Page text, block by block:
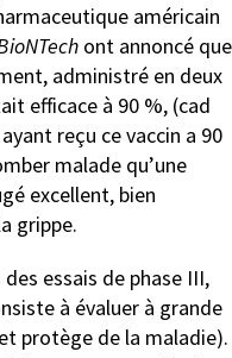
américain
ont annoncé que
administré en deux
efficace à 90 %, (cad
reçu ce vaccin a 90
malade qu’une
excellent, bien
grippe.
essais de phase III,
à évaluer à grande
protège de la maladie).